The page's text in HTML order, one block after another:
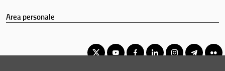
Area personale